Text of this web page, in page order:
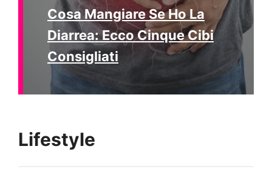
Cosa Mangiare Se Ho La
Diarrea: Ecco Cinque Cibi
Consigliati
Lifestyle